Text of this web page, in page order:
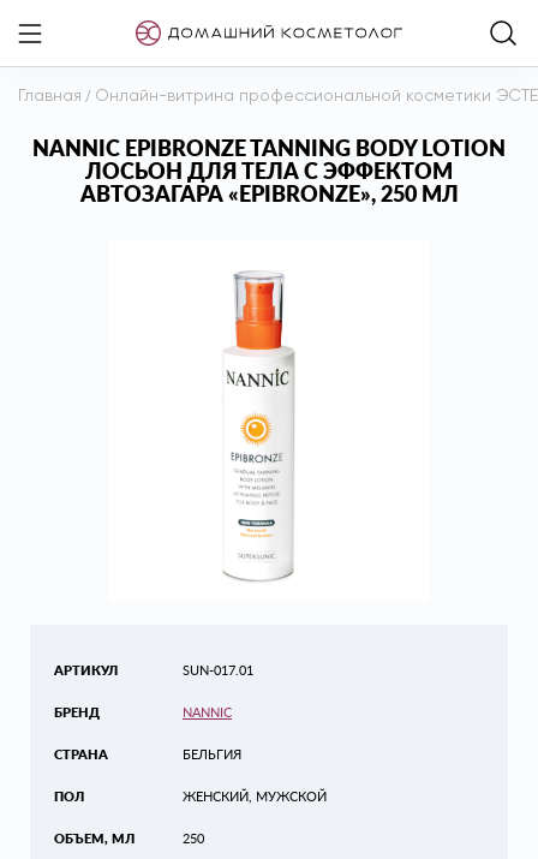
Главная / Онлайн-витрина профессиональной косметики
NANNIC EPIBRONZE TANNING BODY LOTION
ЛОСЬОН ДЛЯ ТЕЛА С ЭФФЕКТОМ
АВТОЗАГАРА «EPIBRONZE», 250 МЛ
АРТИКУЛ
БРЕНД
СТРАНА
ПОЛ
ОБЪЕМ, МЛ
SUN-017.01
NANNIC
БЕЛЬГИЯ
ЖЕНСКИЙ, МУЖСКОЙ
250